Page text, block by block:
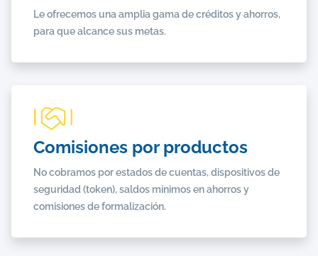
Le ofrecemos una amplia gama de créditos y ahorros,
para que alcance sus metas.
Comisiones por productos
No cobramos por estados de cuentas, dispositivos de
seguridad (token), saldos mínimos en ahorros y
comisiones de formalización.